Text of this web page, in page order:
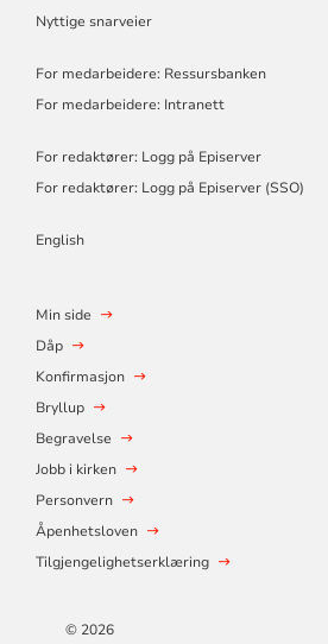
Nyttige snarveier
For medarbeidere: Ressursbanken
For medarbeidere: Intranett
For redaktører: Logg på Episerver
For redaktører: Logg på Episerver (SSO)
English
Min side
Dåp
Konfirmasjon
Bryllup
Begravelse
Jobb i kirken
Personvern
Åpenhetsloven
Tilgjengelighetserklæring
© 2026